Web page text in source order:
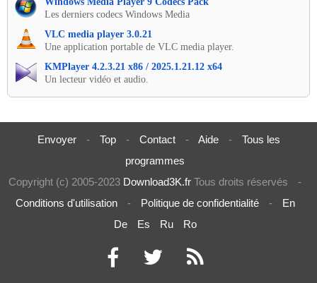
Les derniers codecs Windows Media
VLC media player 3.0.21
Une application portable de VLC media player.
KMPlayer 4.2.3.21 x86 / 2025.1.21.12 x64
Un lecteur vidéo et audio.
Envoyer - Top - Contact - Aide -
Tous les
programmes
Copyright (c) 2005-2023 Download3K.fr Tous droits réservés
-
Conditions d'utilisation
- Politique de confidentialité -
En
De
Es Ru Ro